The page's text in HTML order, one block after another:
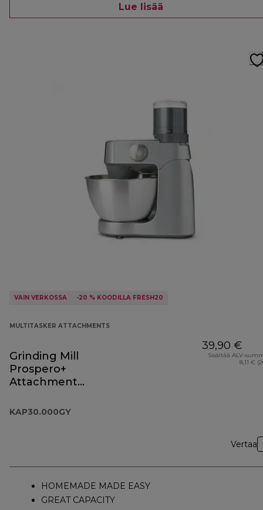
Lue lisää
VAIN VERKOSSA -20 % KOODILLA FRESH20
MULTITASKER ATTACHMENTS
Grinding Mill
Prospero+
Attachment
KAP30.000GY
39,90 €
Sisältää ALV-
8,11 €
Vertaa
HOMEMADE MADE EASY
GREAT CAPACITY